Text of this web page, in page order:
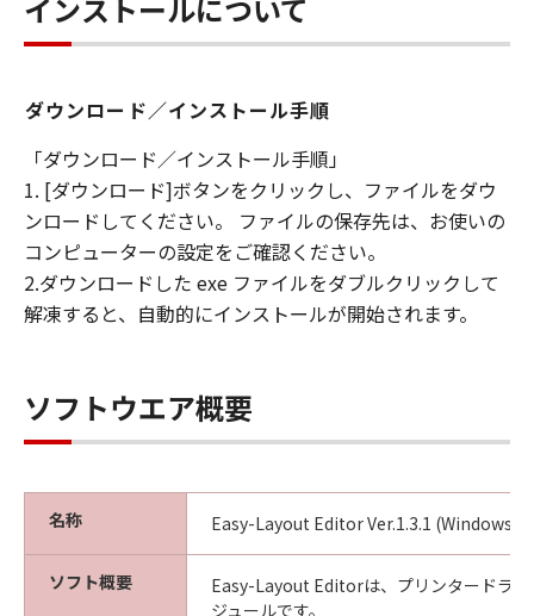
インストールについて
ダウンロード／インストール手順
「ダウンロード／インストール手順」
1. [ダウンロード]ボタンをクリックし、ファイルをダウ
ンロードしてください。 ファイルの保存先は、お使いの
コンピューターの設定をご確認ください。
2.ダウンロードした exe ファイルをダブルクリックして
解凍すると、自動的にインストールが開始されます。
ソフトウエア概要
名称 Easy-Layout Editor Ver.1.3.1 (Windows)
ソフト概要
Easy-Layout Editorは、プリンタードラ
ジュールです。